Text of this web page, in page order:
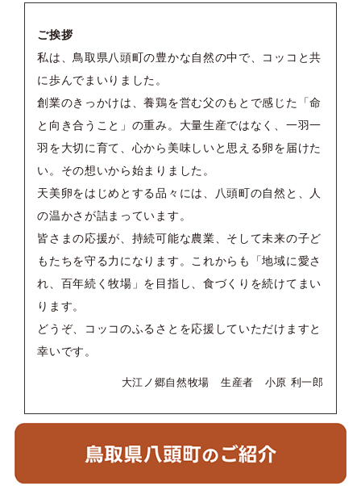
ご挨拶
私は、鳥取県八頭町の豊かな自然の中で、コッコと共
に歩んでまいりました。
創業のきっかけは、養鶏を営む父のもとで感じた「命
と向き合うこと」の重み。大量生産ではなく、一羽一
羽を大切に育て、心から美味しいと思える卵を届けた
い。その想いから始まりました。
天美卵をはじめとする品々には、八頭町の自然と、人
の温かさが詰まっています。
皆さまの応援が、持続可能な農業、そして未来の子ど
もたちを守る力になります。これからも「地域に愛さ
れ、百年続く牧場」を目指し、食づくりを続けてまい
ります。
どうぞ、コッコのふるさとを応援していただけますと
幸いです。
大江ノ郷自然牧場 生産者 小原 利一郎